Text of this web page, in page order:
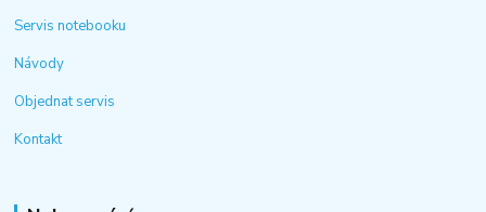
Servis notebooku
Návody
Objednat servis
Kontakt